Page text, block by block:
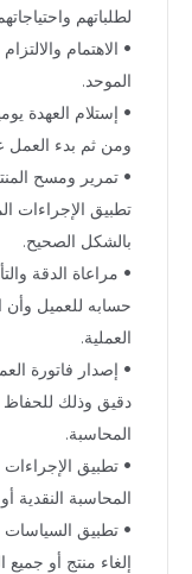
لطلباتهم
• الاهتمام
الموحد.
• إستلام العهدة
ومن ثم بدء العمل
• تمرير ومسح
تطبيق الإجراءات
بالشكل الصحيح.
• مراعاة الدقة
حسابه للعميل وأن
العملية.
• إصدار فاتورة
دقيق وذلك
المحاسبة.
• تطبيق
المحاسبة النقدية
• تطبيق السياسات
إلغاء منتج أو